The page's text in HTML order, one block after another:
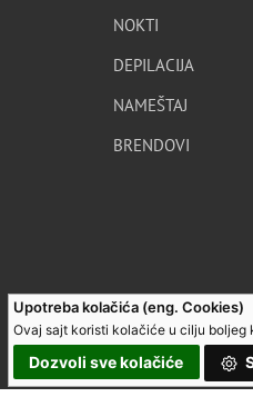
Upotreba kolačića (eng. Cookies)
Ovaj sajt koristi kolačiće u cilju boljeg
Dozvoli sve kolačiće
NOKTI
DEPILACIJA
NAMEŠTAJ
BRENDOVI